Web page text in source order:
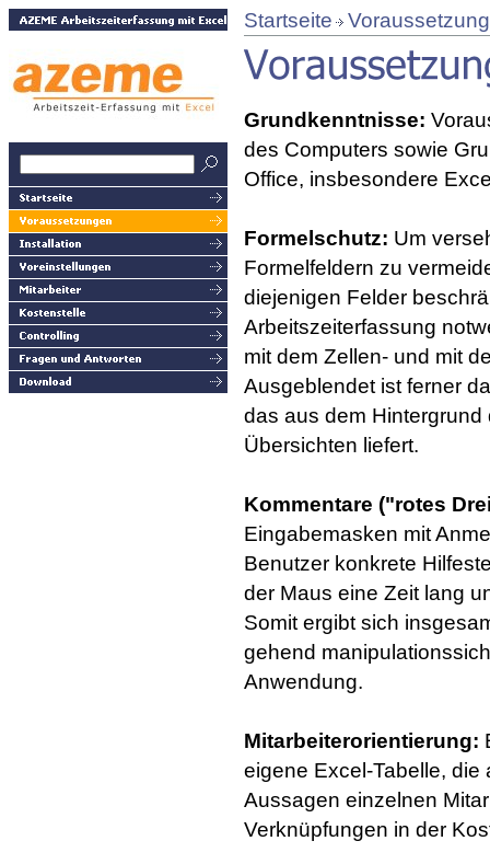
Startseite
Grundkenntnisse:
des Computers sowie
Office, insbesondere
Formelschutz: Um
Formelfeldern zu
diejenigen Felder
Arbeitszeiterfassung
mit dem Zellen- und mit
Ausgeblendet ist ferner
das aus dem
Übersichten liefert.
Kommentare ("rotes
Eingabemasken mit
Benutzer konkrete
der Maus eine Zeit lang
Somit ergibt sich
gehend
Anwendung.
Mitarbeiterorientierung:
eigene Excel-Tabelle, die
Aussagen einzelnen
Verknüpfungen in der